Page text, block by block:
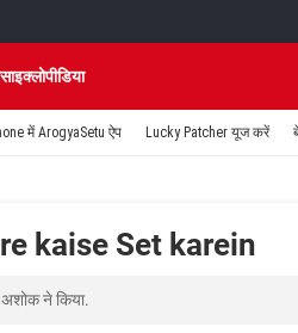
में ArogyaSetu ऐप Lucky Patcher यूज करें
kaise Set karein
अशोकने किया.